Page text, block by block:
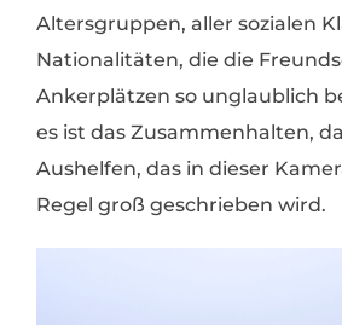
Altersgruppen, aller sozialen
Nationalitäten, die die
Ankerplätzen so unglaublich
es ist das Zusammenhalten,
Aushelfen, das in dieser
Regel groß geschrieben wird.